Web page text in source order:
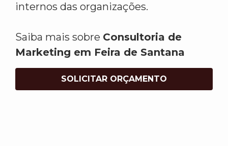
internos das organizações.
Saiba mais sobre Consultoria de
Marketing em Feira de Santana
SOLICITAR ORÇAMENTO